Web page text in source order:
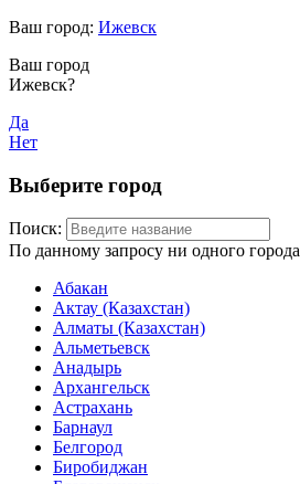
Ваш город: Ижевск
Ваш город
Ижевск?
Да
Нет
Выберите город
Поиск:
По данному запросу ни одного
Абакан
Актау (Казахстан)
Алматы (Казахстан)
Альметьевск
Анадырь
Архангельск
Астрахань
Барнаул
Белгород
Биробиджан